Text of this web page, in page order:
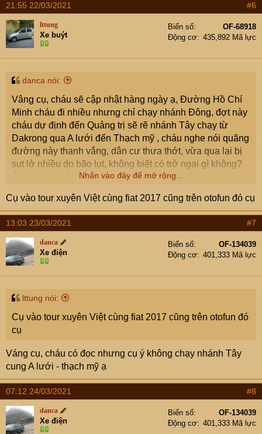
21:55 22/03/2021 #6
lttung
Xe buýt
Biển số
OF-68918
Động cơ
435,892 Mã lực
danca nói:
Vâng cụ, cháu sẽ cập nhật hàng ngày ạ, Đường Hồ Chí
Minh cháu đi nhiều nhưng chỉ chạy nhánh Đông, đợt này
cháu dự định đến Quảng trị sẽ rẽ nhánh Tây chạy từ
Dakrong qua A lưới đến Thạch mỹ , cháu nghe nói quãng
đường này thanh vắng, dân cư thưa thớt, vừa qua lại bị
sụt lở nhiều do bão lụt, không biết có trở ngại gì không?
Ở box fiat nhà mình có cụ nào có kinh nghiệm và thông
đa tạ ạ.
Nhấn vào đây để mở rộng...
Cụ vào tour xuyên Việt cùng fiat 2017 cũng trên otofun đó cụ
13:03 23/03/2021 #7
danca
Xe điện
Biển số
OF-134039
Động cơ
401,333 Mã lực
lttung nói:
Cụ vào tour xuyên Việt cùng fiat 2017 cũng trên otofun đó
cụ
Váng cụ, cháu có đọc nhưng cụ ý không chạy nhánh Tây
cung A lưới - thạch mỹ ạ
07:12 24/03/2021 #8
danca
Xe điện
Biển số
OF-134039
Động cơ
401,333 Mã lực